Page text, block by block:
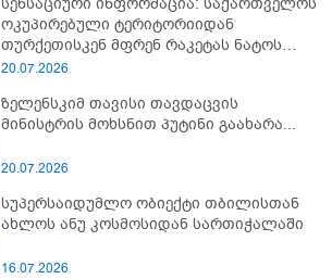
ოკუპირებული ტერიტორიიდან
თურქეთისკენ მფრენ რაკეტას ნატოს
სამიტი კინაღამ ჩაუშლია
20.07.2026
ზელენსკიმ თავისი თავდაცვის
მინისტრის მოხსნით პუტინი გაახარა...
20.07.2026
სუპერსაიდუმლო ობიექტი თბილისთან
ახლოს ანუ კოსმოსიდან სართიჭალაში
16.07.2026